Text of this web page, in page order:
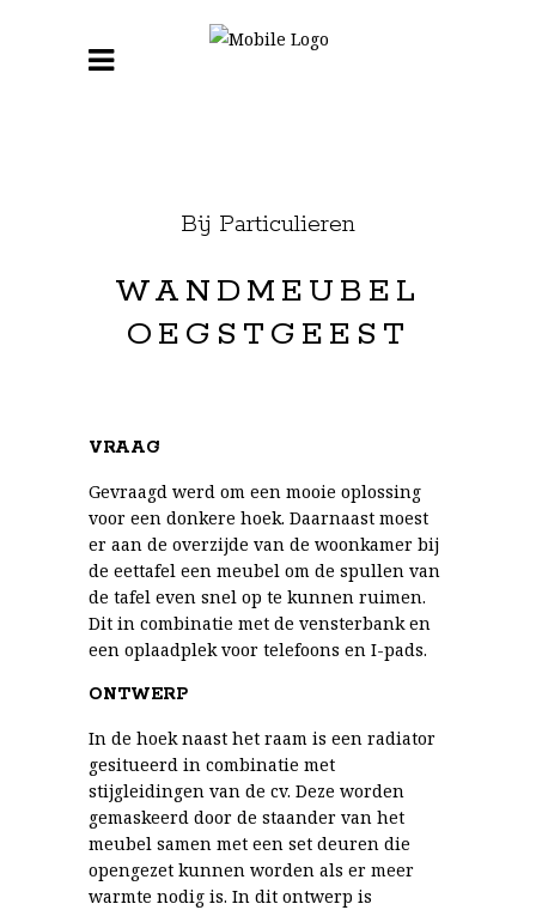
Bij Particulieren
WANDMEUBEL
OEGSTGEEST
VRAAG
Gevraagd werd om een mooie oplossing
voor een donkere hoek. Daarnaast moest
er aan de overzijde van de woonkamer bij
de eettafel een meubel om de spullen van
de tafel even snel op te kunnen ruimen.
Dit in combinatie met de vensterbank en
een oplaadplek voor telefoons en I-pads.
ONTWERP
In de hoek naast het raam is een radiator
gesitueerd in combinatie met
stijgleidingen van de cv. Deze worden
gemaskeerd door de staander van het
meubel samen met een set deuren die
opengezet kunnen worden als er meer
warmte nodig is. In dit ontwerp is